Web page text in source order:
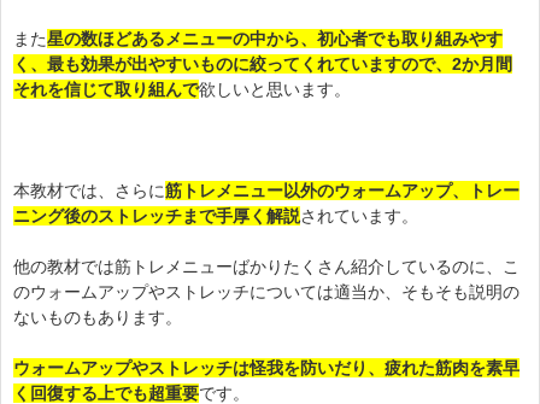
また星の数ほどあるメニューの中から、初心者でも取り組みやす
く、最も効果が出やすいものに絞ってくれていますので、2か月間
それを信じて取り組んで欲しいと思います。
本教材では、さらに筋トレメニュー以外のウォームアップ、トレー
ニング後のストレッチまで手厚く解説されています。
他の教材では筋トレメニューばかりたくさん紹介しているのに、こ
のウォームアップやストレッチについては適当か、そもそも説明の
ないものもあります。
ウォームアップやストレッチは怪我を防いだり、疲れた筋肉を素早
く回復する上でも超重要です。